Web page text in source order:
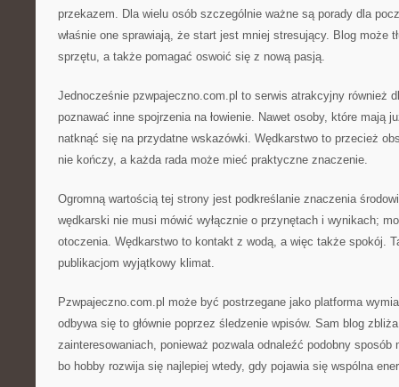
przekazem. Dla wielu osób szczególnie ważne są porady dla
właśnie one sprawiają, że start jest mniej stresujący. Blog może
sprzętu, a także pomagać oswoić się z nową pasją.
Jednocześnie pzwpajeczno.com.pl to serwis atrakcyjny również
poznawać inne spojrzenia na łowienie. Nawet osoby, które mają
natknąć się na przydatne wskazówki. Wędkarstwo to przecież
nie kończy, a każda rada może mieć praktyczne znaczenie.
Ogromną wartością tej strony jest podkreślanie znaczenia
wędkarski nie musi mówić wyłącznie o przynętach i wynikach;
otoczenia. Wędkarstwo to kontakt z wodą, a więc także spokój.
publikacjom wyjątkowy klimat.
Pzwpajeczno.com.pl może być postrzegane jako platforma
odbywa się to głównie poprzez śledzenie wpisów. Sam blog
zainteresowaniach, ponieważ pozwala odnaleźć podobny sposób
bo hobby rozwija się najlepiej wtedy, gdy pojawia się wspólna